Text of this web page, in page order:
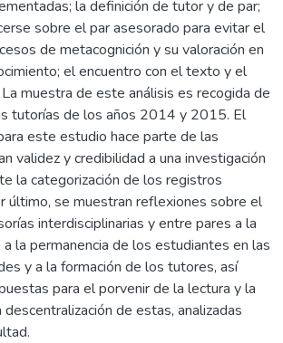
la definición de tutor y de par;
sobre el par asesorado para evitar el
de metacognición y su valoración en
el encuentro con el texto y el
muestra de este análisis es recogida de
tutorías de los años 2014 y 2015. El
este estudio hace parte de las
validez y credibilidad a una investigación
la categorización de los registros
último, se muestran reflexiones sobre el
interdisciplinarias y entre pares a la
a la permanencia de los estudiantes en las
y a la formación de los tutores, así
para el porvenir de la lectura y la
de estas, analizadas